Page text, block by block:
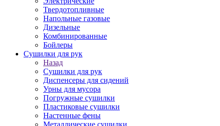
Твердотопливные
Напольные газовые
Дизельные
Комбинированные
Бойлеры
Сушилки для рук
Назад
Сушилки для рук
Диспенсеры для сидений
Урны для мусора
Погружные сушилки
Пластиковые сушилки
Настенные фены
Металлические сушилки